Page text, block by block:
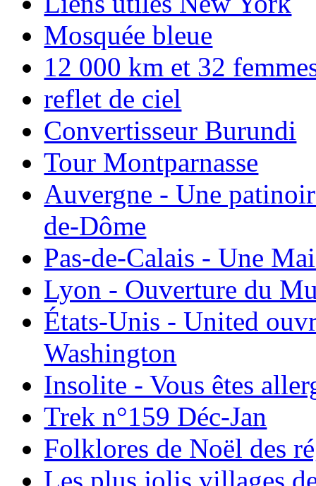
Mosquée bleue
12 000 km et 32
reflet de ciel
Convertisseur Burundi
Tour Montparnasse
Auvergne - Une
de-Dôme
Pas-de-Calais - Une
Lyon - Ouverture du
États-Unis - United
Washington
Insolite - Vous êtes
Trek n°159 Déc-Jan
Folklores de Noël des
Les plus jolis villages